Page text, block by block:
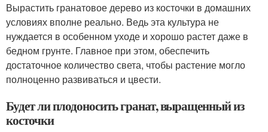
Вырастить гранатовое дерево из косточки в домашних
условиях вполне реально. Ведь эта культура не
нуждается в особенном уходе и хорошо растет даже в
бедном грунте. Главное при этом, обеспечить
достаточное количество света, чтобы растение могло
полноценно развиваться и цвести.
Будет ли плодоносить гранат, выращенный из
косточки